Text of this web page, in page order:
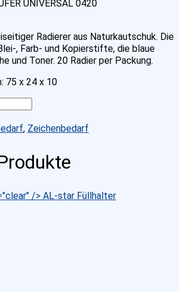
UNIVERSAL 0420
Radierer aus Naturkautschuk. Die
, Farb- und Kopierstifte, die blaue
und Toner. 20 Radier per Packung.
75 x 24 x 10
, Zeichenbedarf